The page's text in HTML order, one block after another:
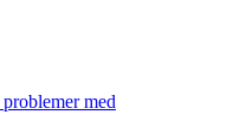
med